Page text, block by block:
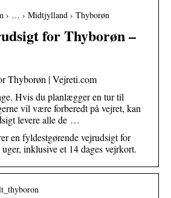
› … › Midtjylland › Thyborøn
for Thyborøn –
Thyborøn | Vejreti.com
Hvis du planlægger en tur til
vil være forberedt på vejret, kan
levere alle de …
en fyldestgørende vejrudsigt for
inklusive et 14 dages vejrkort.